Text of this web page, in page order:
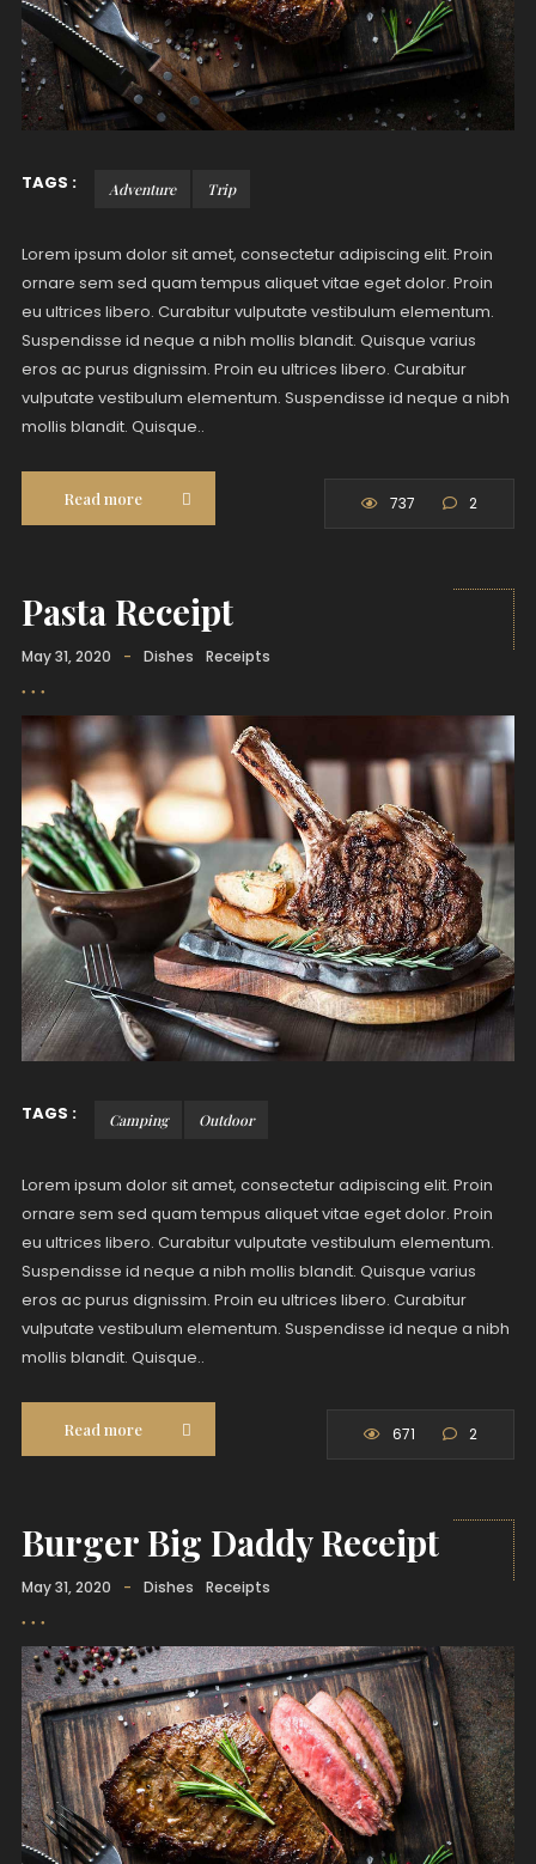
TAGS : Adventure Trip
Lorem ipsum dolor sit amet, consectetur adipiscing elit. Proin
ornare sem sed quam tempus aliquet vitae eget dolor. Proin
eu ultrices libero. Curabitur vulputate vestibulum elementum.
Suspendisse id neque a nibh mollis blandit. Quisque varius
eros ac purus dignissim. Proin eu ultrices libero. Curabitur
vulputate vestibulum elementum. Suspendisse id neque a nibh
mollis blandit. Quisque..
Read more 737 2
Pasta Receipt
May 31, 2020 - Dishes Receipts
TAGS : Camping Outdoor
Lorem ipsum dolor sit amet, consectetur adipiscing elit. Proin
ornare sem sed quam tempus aliquet vitae eget dolor. Proin
eu ultrices libero. Curabitur vulputate vestibulum elementum.
Suspendisse id neque a nibh mollis blandit. Quisque varius
eros ac purus dignissim. Proin eu ultrices libero. Curabitur
vulputate vestibulum elementum. Suspendisse id neque a nibh
mollis blandit. Quisque..
Read more 671 2
Burger Big Daddy Receipt
May 31, 2020 - Dishes Receipts